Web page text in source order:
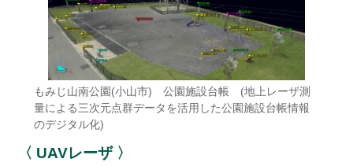
もみじ山南公園(小山市) 公園施設台帳 (地上レーザ測
量による三次元点群データを活用した公園施設台帳情報
のデジタル化)
〈 UAVレーザ 〉